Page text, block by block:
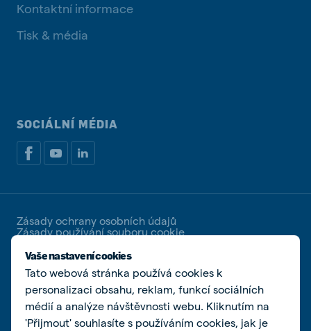
Kontaktní informace
Tisk & média
SOCIÁLNÍ MÉDIA
Zásady ochrany osobních údajů
Zásady používání souboru cookie
© De Heus Animal Nutrition | De Heus a.s. | IČ
25321498 | DIČ CZ25321498 | Společnost zapsaná u
Krajského soudu v Brně, spisová značka B 2162
Vaše nastavení cookies
Tato webová stránka používá cookies k
personalizaci obsahu, reklam, funkcí sociálních
médií a analýze návštěvnosti webu. Kliknutím na
'Přijmout' souhlasíte s používáním cookies, jak je